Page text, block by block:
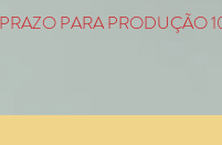
PARA PRODUÇÃO